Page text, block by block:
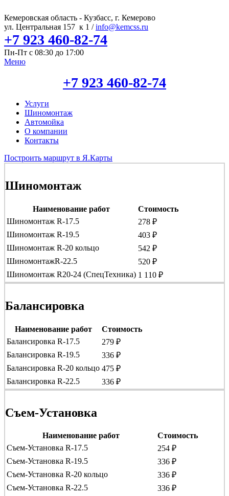
Кемеровская область - Кузбасс, г. Кемерово
ул. Центральная 157 к 1 /info@kemcss.ru
+7 923 460-82-74
Пн-Пт с 08:30 до 17:00
Меню
+7 923 460-82-74
Услуги
Шиномонтаж
Автомойка
О компании
Контакты
Построить маршрут в Я.Карты
Шиномонтаж
Наименование работ
Стоимость
Шиномонтаж R-17.5
278 ₽
Шиномонтаж R-19.5
403 ₽
Шиномонтаж R-20 кольцо
542 ₽
ШиномонтажR-22.5
520 ₽
Шиномонтаж R20-24 (СпецТехника) 1 110 ₽
Балансировка
Наименование работ
Стоимость
Балансировка R-17.5
279 ₽
Балансировка R-19.5
336 ₽
Балансировка R-20 кольцо 475 ₽
Балансировка R-22.5
336 ₽
Съем-Установка
Наименование работ
Стоимость
Съем-Установка R-17.5
254 ₽
Съем-Установка R-19.5
336 ₽
Съем-Установка R-20 кольцо
336 ₽
Съем-Установка R-22.5
336 ₽